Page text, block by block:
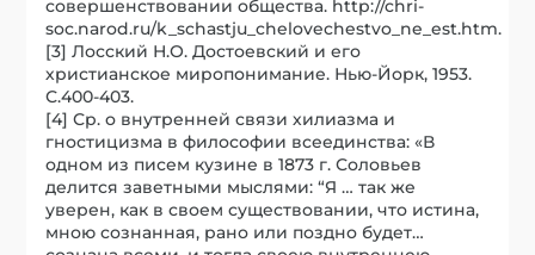
совершенствовании общества. http://chri-
soc.narod.ru/k_schastju_chelovechestvo_ne_est.htm.
[3] Лосский Н.О. Достоевский и его
христианское миропонимание. Нью-Йорк, 1953.
С.400-403.
[4] Ср. о внутренней связи хилиазма и
гностицизма в философии всеединства: «В
одном из писем кузине в 1873 г. Соловьев
делится заветными мыслями: “Я … так же
уверен, как в своем существовании, что истина,
мною сознанная, рано или поздно будет…